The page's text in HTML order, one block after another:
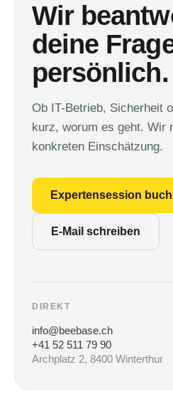
Wir
deine
persönlich.
Ob IT-Betrieb, Sicherheit
kurz, worum es geht. Wir
konkreten Einschätzung.
Expertensession
E-Mail schreiben
DIREKT
info@beebase.ch
+41 52 511 79 90
Archplatz 2, 8400 Winterthur